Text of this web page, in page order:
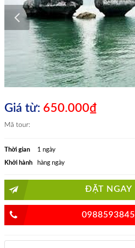
Giá từ: 650.000₫
Mã tour:
Thời gian 1 ngày
Khởi hành hàng ngày
ĐẶT NGAY
0988593845